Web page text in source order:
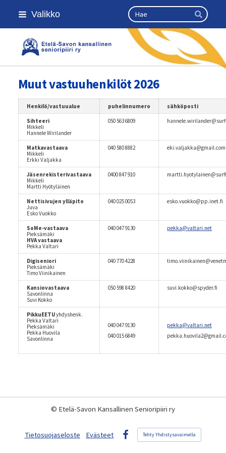
Siirry
sivun
Valikko Haku
Hae
Etelä-Savon Kansallinen
Muut vastuuhenkilöt 2026
Henkilö/vastuualue puhelinnumero sähköposti
Sihteeri
Mikkeli
Hannele Wirilander
050 563 6809
Matkavastaava
Mikkeli
Erkki Valjakka
040 580 8882 eki.valjakka@gmail.com
Jäsenrekisterivastaava
Mikkeli
Martti Hyötyläinen
0400 847 910
Nettisivujen ylläpito
Juva
Esko Vuokko
040 025 0053 esko.vuokko@pp.inet.fi
SoMe-vastaava
Pieksämäki
HVA vastaava
Pekka Valtari
040 047 9130 pekka@valtari.net
Digiseniori
Pieksämäki
Timo Viinikainen
040 770 4228
Kansiovastaava
Savonlinna
Suvi Kokko
050 598 8420 suvi.kokko@spyder.fi
PikkuEETUyhdyshenk.
Pekka Valtari
Pieksämäki
Pekka Huovila
Savonlinna
040 047 9130
040 015 6849
pekka@valtari.net
© Etelä-Savon Kansallinen Senioripiiri ry
Tietosuojaseloste
Evästeet
Facebook
Tehty Yhdistysavaimella